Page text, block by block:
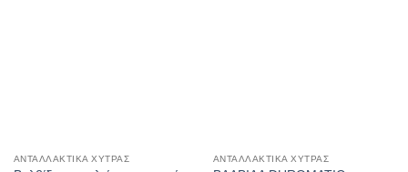
ΑΝΤΑΛΛΑΚΤΙΚΆ ΧΎΤΡΑΣ ΑΝΤΑΛΛΑΚΤΙΚΆ ΧΎΤΡΑΣ